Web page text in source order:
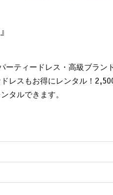
ーティードレス・高級ブラン
レスもお得にレンタル！
タルできます。